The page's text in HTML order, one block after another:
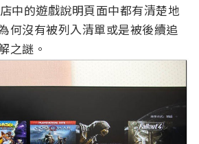
中的遊戲說明頁面中都有清楚地
何沒有被列入清單或是被後續追
之謎。